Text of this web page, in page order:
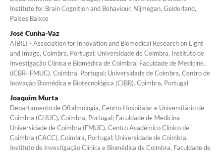
Institute for Brain Cognition and Behaviour, Nijmegan, Gelderland,
Países Baixos
José Cunha-Vaz
AIBILI - Association for Innovation and Biomedical Research on Light
and Image, Coimbra, Portugal; Universidade de Coimbra, Instituto de
Investigação Clínica e Biomédica de Coimbra, Faculdade de Medicine.
(iCBR- FMUC), Coimbra, Portugal; Universidade de Coimbra, Centro de
Inovação Biomédica e Biotecnológica (CIBB). Coimbra, Portugal
Joaquim Murta
Departamento de Oftalmologia, Centro Hospitalar e Universitário de
Coimbra (CHUC), Coimbra, Portugal; Faculdade de Medicina –
Universidade de Coimbra (FMUC), Centro Académico Clínico de
Coimbra (CACC), Coimbra, Portugal; Universidade de Coimbra,
Instituto de Investigação Clínica e Biomédica de Coimbra, Faculdade de